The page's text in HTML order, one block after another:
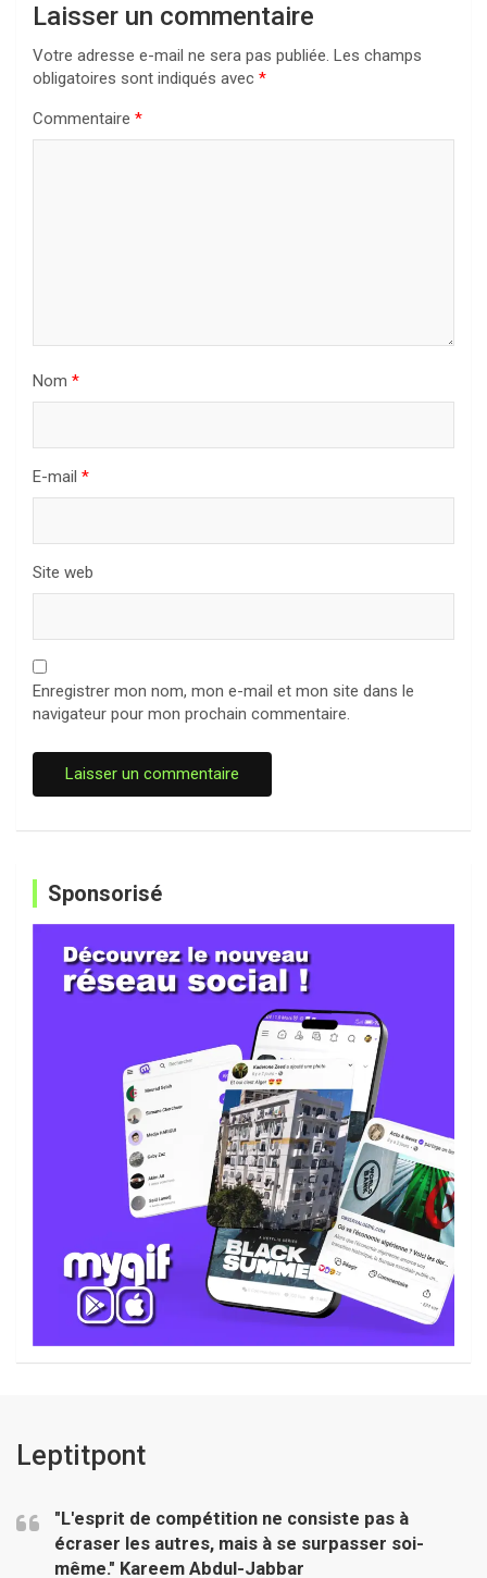
Laisser un commentaire
Votre adresse e-mail ne sera pas publiée. Les champs
obligatoires sont indiqués avec *
Commentaire *
Nom *
E-mail *
Site web
Enregistrer mon nom, mon e-mail et mon site dans le
navigateur pour mon prochain commentaire.
Sponsorisé
Leptitpont
"L'esprit de compétition ne consiste pas à
écraser les autres, mais à se surpasser soi-
même." Kareem Abdul-Jabbar